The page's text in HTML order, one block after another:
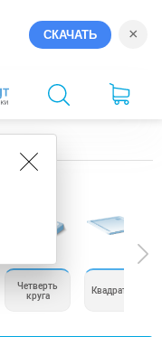
СКАЧАТЬ ×
Четверть
круга
Квадратные